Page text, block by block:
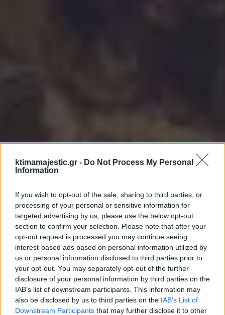
ktimamajestic.gr - Do Not Process My Personal
Information
If you wish to opt-out of the sale, sharing to third parties, or
processing of your personal or sensitive information for
targeted advertising by us, please use the below opt-out
section to confirm your selection. Please note that after your
opt-out request is processed you may continue seeing
interest-based ads based on personal information utilized by
us or personal information disclosed to third parties prior to
your opt-out. You may separately opt-out of the further
disclosure of your personal information by third parties on the
IAB’s list of downstream participants. This information may
also be disclosed by us to third parties on the IAB’s List of
Downstream Participants that may further disclose it to other